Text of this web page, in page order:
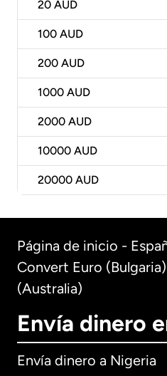
20 AUD
100 AUD
200 AUD
1000 AUD
2000 AUD
10000 AUD
20000 AUD
Página de inicio -
Convert Euro
(Australia)
Envía dinero
Envía dinero a Nigeria